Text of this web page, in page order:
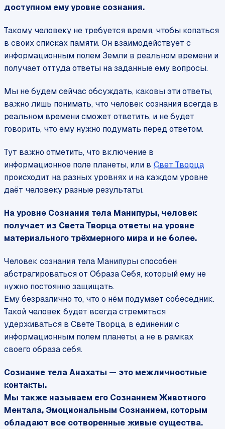
доступном ему уровне сознания.
Такому человеку не требуется время, чтобы копаться
в своих списках памяти. Он взаимодействует с
информационным полем Земли в реальном времени и
получает оттуда ответы на заданные ему вопросы.
Мы не будем сейчас обсуждать, каковы эти ответы,
важно лишь понимать, что человек сознания всегда в
реальном времени сможет ответить, и не будет
говорить, что ему нужно подумать перед ответом.
Тут важно отметить, что включение в
информационное поле планеты, или в Свет Творца
происходит на разных уровнях и на каждом уровне
даёт человеку разные результаты.
На уровне Сознания тела Манипуры, человек
получает из Света Творца ответы на уровне
материального трёхмерного мира и не более.
Человек сознания тела Манипуры способен
абстрагироваться от Образа Себя, который ему не
нужно постоянно защищать.
Ему безразлично то, что о нём подумает собеседник.
Такой человек будет всегда стремиться
удерживаться в Свете Творца, в единении с
информационным полем планеты, а не в рамках
своего образа себя.
Сознание тела Анахаты — это межличностные
контакты.
Мы также называем его Сознанием Животного
Ментала, Эмоциональным Сознанием, которым
обладают все сотворенные живые существа.